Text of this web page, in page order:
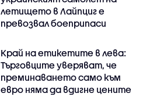
летището в Лайпциг е
превозвал боеприпаси
Край на етикетите в лева:
Търговците уверяват, че
преминаването само към
евро няма да вдигне цените